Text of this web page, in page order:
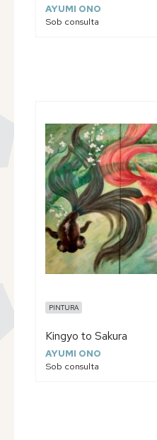
AYUMI ONO
Sob consulta
PINTURA
Kingyo to Sakura
AYUMI ONO
Sob consulta